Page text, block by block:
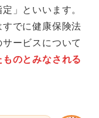
」といいます。
でに健康保険法
ービスについて
のとみなされる